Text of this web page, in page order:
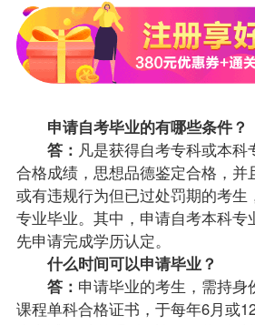
申请自考毕业的有哪些条件？
答： 凡是获得自考专科或本科
合格成绩，思想品德鉴定合格，并
或有违规行为但已过处罚期的考生
专业毕业。其中，申请自考本科专
先申请完成学历认定。
什么时间可以申请毕业？
答： 申请毕业的考生，需持身
课程单科合格证书，于每年6月或